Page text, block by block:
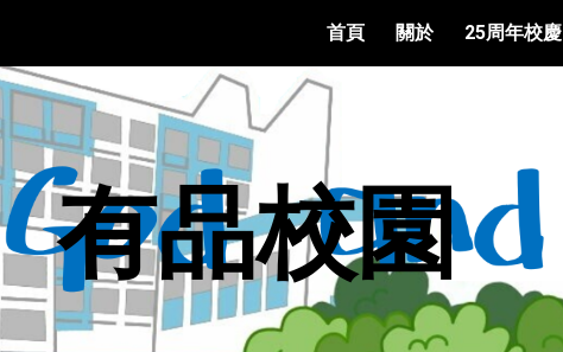
Skip to navigation
首頁 關於 25周年校慶
有品校園